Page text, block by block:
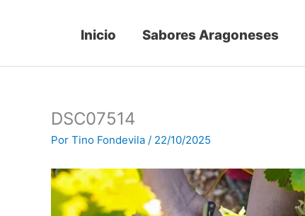
Inicio Sabores Aragoneses
DSC07514
Por Tino Fondevila / 22/10/2025